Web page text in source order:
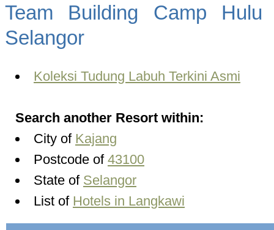
Team Building Camp Hulu
Selangor
Koleksi Tudung Labuh Terkini Asmi
Search another Resort within:
City of Kajang
Postcode of 43100
State of Selangor
List of Hotels in Langkawi